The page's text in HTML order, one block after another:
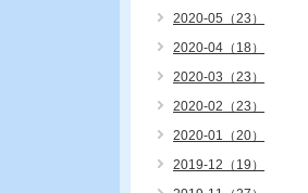
2020-05（23）
2020-04（18）
2020-03（23）
2020-02（23）
2020-01（20）
2019-12（19）